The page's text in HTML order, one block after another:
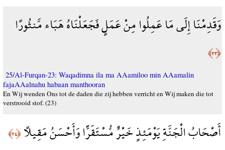
وَقَدِمْنَا إِلَى مَا عَمِلُوا مِنْ عَمَلٍ فَجَعَلْنَاهُ هَبَاء مَّنثُورًا
﴿٢٣﴾
25/Al-Furqan-23: Waqadimna ila ma AAamiloo min AAamalin
fajaAAalnahu habaan manthooran
En Wij wenden Ons tot de daden die zij hebben verricht en Wij maken die tot
verstrooid stof. (23)
أَصْحَابُ الْجَنَّةِ يَوْمَئِذٍ خَيْرٌ مُّسْتَقَرًّا وَأَحْسَنُ مَقِيلًا﴿٢٤﴾